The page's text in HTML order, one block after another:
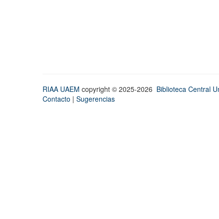
RIAA UAEM copyright © 2025-2026 Biblioteca Central
Contacto | Sugerencias